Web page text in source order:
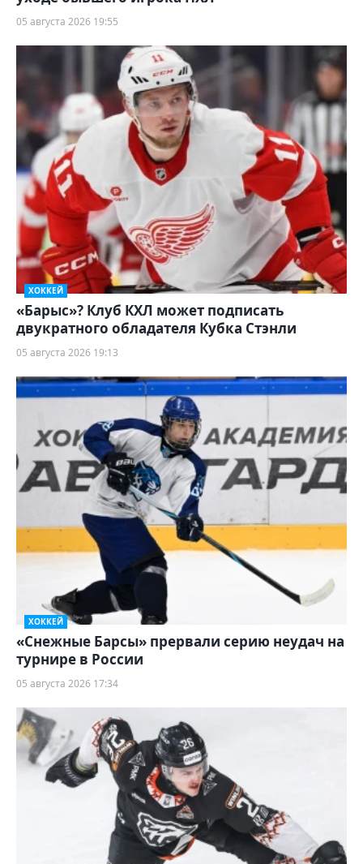
05 августа 2026 19:55
ХОККЕЙ
«Барыс»? Клуб КХЛ может подписать
двукратного обладателя Кубка Стэнли
05 августа 2026 19:13
ХОККЕЙ
«Снежные Барсы» прервали серию неудач на
турнире в России
05 августа 2026 17:34